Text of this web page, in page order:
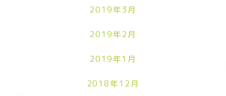
2019年3月
2019年2月
2019年1月
2018年12月